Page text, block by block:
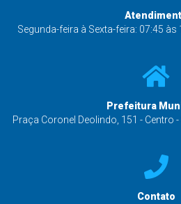
Segunda-feira à Sexta-feira: 07:45 às
Prefeitura
Praça Coronel Deolindo, 151 - Centro
Contato